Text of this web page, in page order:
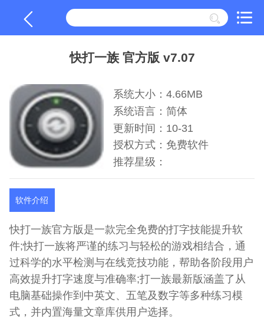
快打一族 官方版 v7.07
系统大小：4.66MB
系统语言：简体
更新时间：10-31
授权方式：免费软件
推荐星级：
软件介绍
快打一族官方版是一款完全免费的打字技能提升软
件;快打一族将严谨的练习与轻松的游戏相结合，通
过科学的水平检测与在线竞技功能，帮助各阶段用户
高效提升打字速度与准确率;打一族最新版涵盖了从
电脑基础操作到中英文、五笔及数字等多种练习模
式，并内置海量文章库供用户选择。